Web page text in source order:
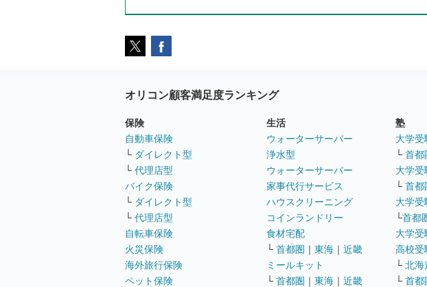
オリコン顧客満足度ランキング
保険
自動車保険
└ ダイレクト型
└ 代理店型
バイク保険
└ ダイレクト型
└ 代理店型
自転車保険
火災保険
海外旅行保険
ペット保険
生活
ウォーターサーバー
浄水型
ウォーターサーバー
家事代行サービス
ハウスクリーニング
コインランドリー
食材宅配
└ 首都圏 ｜ 東海 ｜ 近畿
ミールキット
└ 首都圏 ｜ 東海 ｜ 近畿
塾
大学
└ 首都
大学
└ 首都
大学
└首都
大学受
高校受
└ 北海
└ 首都